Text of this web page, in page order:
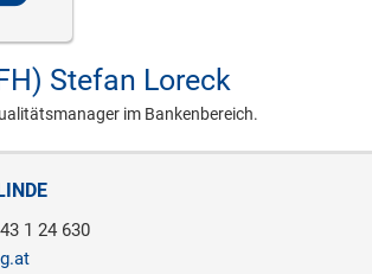
Stefan Loreck
im Bankenbereich.
1 24 630